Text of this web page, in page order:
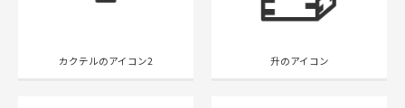
カクテルのアイコン2 升のアイコン